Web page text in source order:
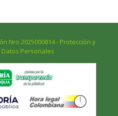
Nro 2025000814 - Protección y
Personales